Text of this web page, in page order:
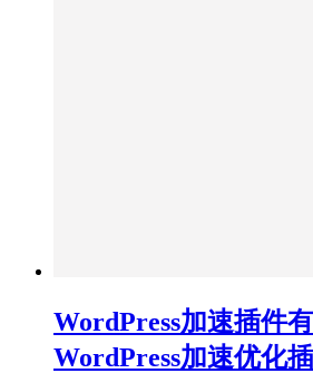
WordPress加速插件
WordPress加速优化